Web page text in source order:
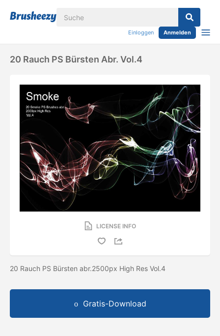
Einloggen Anmelden
20 Rauch PS Bürsten Abr. Vol.4
LICENSE INFO
20 Rauch PS Bürsten abr.2500px High Res Vol.4
Gratis-Download